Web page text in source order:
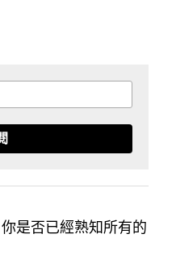
是否已經熟知所有的